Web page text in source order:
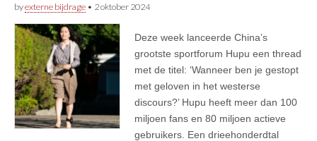
byexterne bijdrage • 2 oktober 2024
Deze week lanceerde China’s
grootste sportforum Hupu een thread
met de titel: ‘Wanneer ben je gestopt
met geloven in het westerse
discours?’ Hupu heeft meer dan 100
miljoen fans en 80 miljoen actieve
gebruikers. Een drieehonderdtal